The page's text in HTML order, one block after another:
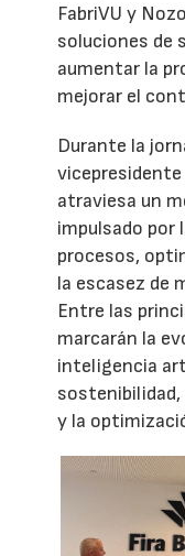
FabriVU y
soluciones de
aumentar la
mejorar el
Durante la
atraviesa un
impulsado por
procesos,
la escasez de
Entre las
marcarán la
inteligencia
y la